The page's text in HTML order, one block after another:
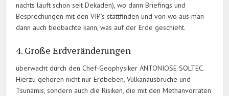
nachts läuft schon seit Dekaden), wo dann Briefings und
Besprechungen mit den VIP’s stattfinden und von wo aus man
dann auch beobachte kann, was auf der Erde geschieht.
4. Große Erdveränderungen
überwacht durch den Chef-Geophysiker ANTONIOSE SOLTEC.
Hierzu gehören nicht nur Erdbeben, Vulkanausbrüche und
Tsunamis, sondern auch die Risiken, die mit den Methanvorräten